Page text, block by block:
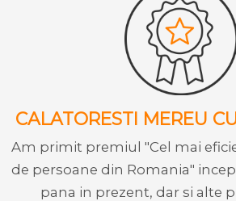
CALATORESTI MEREU
Am primit premiul "Cel mai
de persoane din Romania"
pana in prezent, dar si alte